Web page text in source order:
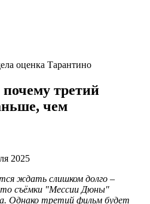
оценка Тарантино
третий
чем
2025
ждать слишком долго –
съёмки "Мессии Дюны"
Однако третий фильм будет